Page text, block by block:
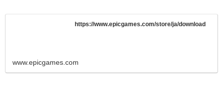
https://www.epicgames.com/store/ja/download
www.epicgames.com